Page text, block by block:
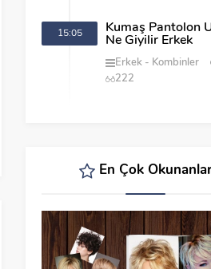
15:05
Kumaş Pantolon
Ne Giyilir Erkek
Erkek Kombinler
222
En Çok